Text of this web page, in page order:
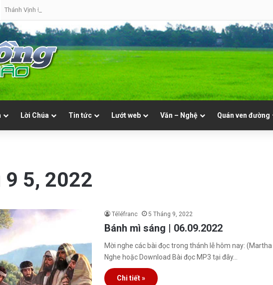
Thánh Vịnh Đáp Ca | Chúa Nhật 19 Thường Niên A
Lời Chúa Tin tức Lướt web Văn – Nghệ Quán ven đường
9 5, 2022
Téléfranc 5 Tháng 9, 2022
Bánh mì sáng | 06.09.2022
Mời nghe các bài đọc trong thánh lễ hôm nay:
Nghe hoặc Download Bài đọc MP3 tại đây…
Chi tiết »